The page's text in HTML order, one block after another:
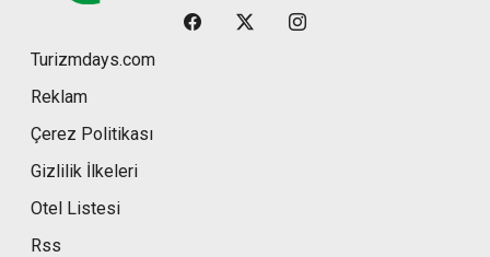
Turizmdays.com
Reklam
Çerez Politikası
Gizlilik İlkeleri
Otel Listesi
Rss